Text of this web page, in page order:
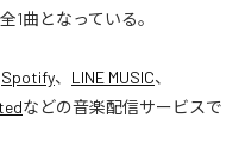
1曲となっている。
Spotify、 LINE MUSIC、
などの音楽配信サービスで